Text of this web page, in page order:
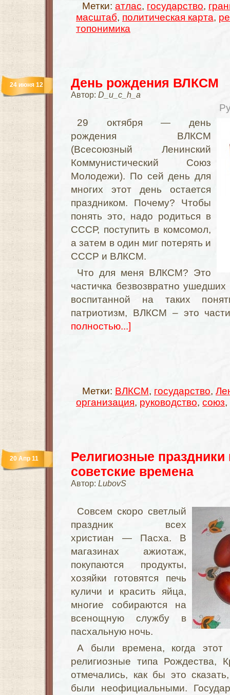
Метки: атлас, государство,
масштаб, политическая карта,
топонимика
День рождения ВЛКСМ
Автор: D_u_c_h_a
24 июня 12
29 октября — день
рождения ВЛКСМ
(Всесоюзный Ленинский
Коммунистический Союз
Молодежи). По сей день для
многих этот день остается
праздником. Почему? Чтобы
понять это, надо родиться в
СССР, поступить в комсомол,
а затем в один миг потерять и
СССР и ВЛКСМ.
Что для меня ВЛКСМ? Это
частичка безвозвратно
воспитанной на таких
патриотизм, ВЛКСМ – это
полностью...]
Метки: ВЛКСМ, государство,
организация, руководство, союз,
Религиозные
советские времена
Автор: LubovS
20 Апр 11
Совсем скоро светлый
праздник всех
христиан — Пасха. В
магазинах ажиотаж,
покупаются продукты,
хозяйки готовятся печь
куличи и красить яйца,
многие собираются на
всенощную службу в
пасхальную ночь.
А были времена, когда этот
религиозные типа Рождества,
отмечались, как бы это
были неофициальными.